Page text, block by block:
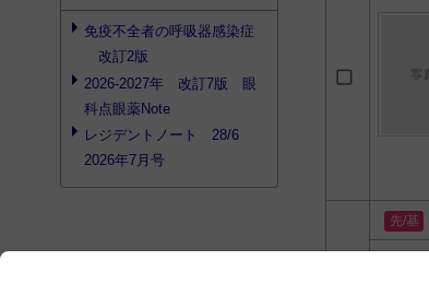
免疫不全者の呼吸器感染症
改訂2版
2026-2027年 改訂7版 眼
科点眼薬Note
レジデントノート 28/6
2026年7月号